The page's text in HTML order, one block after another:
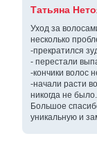
Татьяна
Уход за
несколько
-прекратился
- перестали
-кончики волос
-начали расти
никогда не было.
Большое
уникальную и